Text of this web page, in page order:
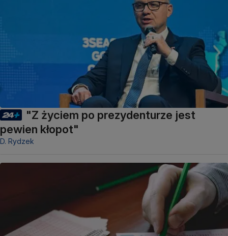
"Z życiem po prezydenturze jest
pewien kłopot"
D. Rydzek